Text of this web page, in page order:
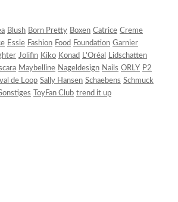
Blush Born Pretty Boxen Catrice Creme
Essie Fashion Food Foundation Garnier
Jolifin Kiko Konad L'Oréal
Lidschatten
Maybelline Nageldesign Nails ORLY P2
de Loop Sally Hansen Schaebens Schmuck
ToyFan Club trend it up